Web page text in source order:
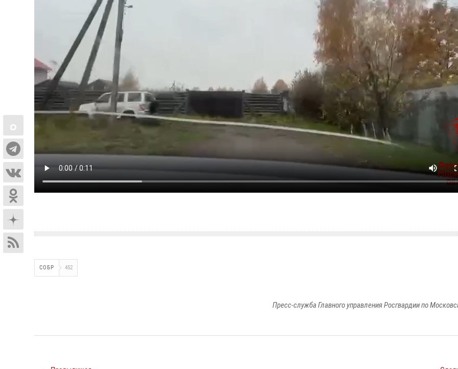
СОБР 452
Пресс-служба Главного управления Росгвардии по